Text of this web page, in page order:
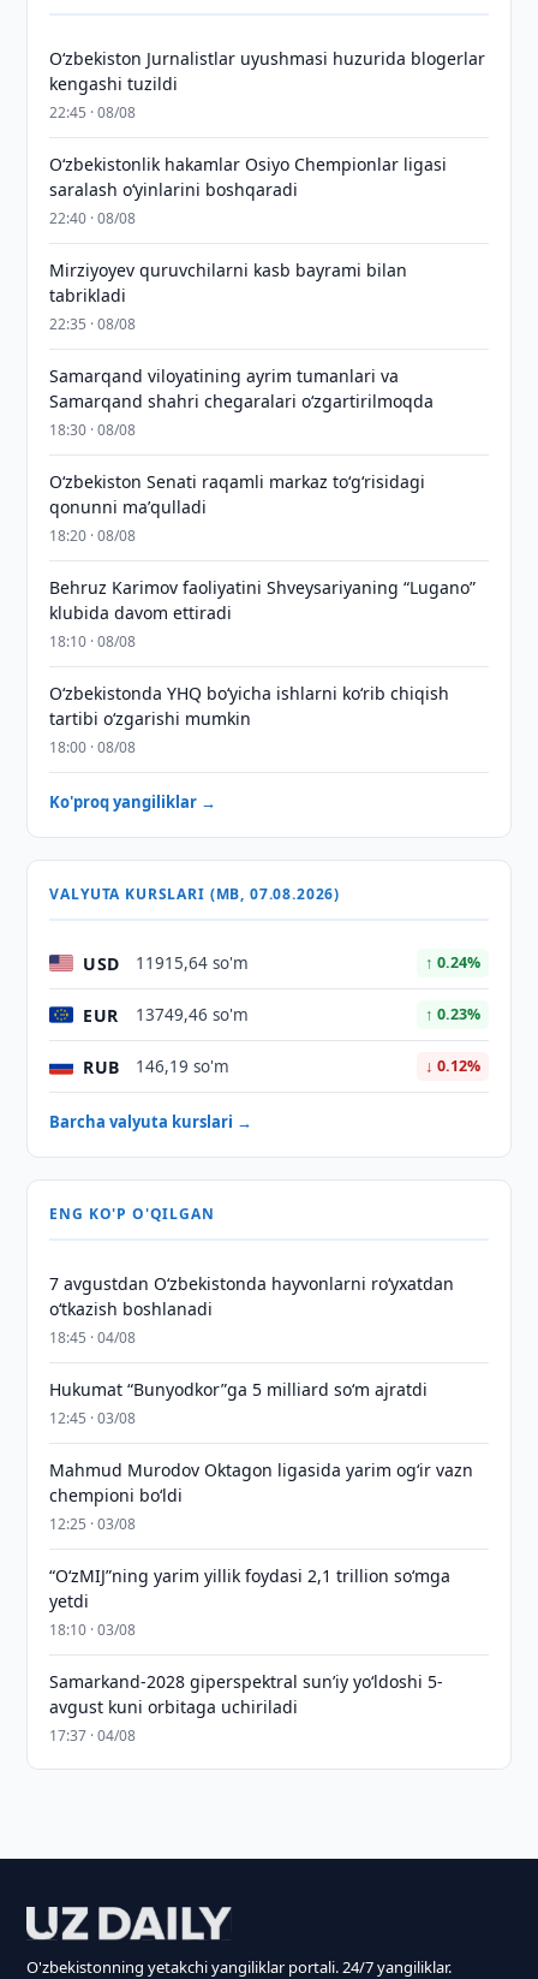
O‘zbekiston Jurnalistlar uyushmasi huzurida blogerlar
kengashi tuzildi
22:45 · 08/08
O‘zbekistonlik hakamlar Osiyo Chempionlar ligasi
saralash o‘yinlarini boshqaradi
22:40 · 08/08
Mirziyoyev quruvchilarni kasb bayrami bilan
tabrikladi
22:35 · 08/08
Samarqand viloyatining ayrim tumanlari va
Samarqand shahri chegaralari oʻzgartirilmoqda
18:30 · 08/08
Oʻzbekiston Senati raqamli markaz toʻgʻrisidagi
qonunni maʼqulladi
18:20 · 08/08
Behruz Karimov faoliyatini Shveysariyaning “Lugano”
klubida davom ettiradi
18:10 · 08/08
O‘zbekistonda YHQ bo‘yicha ishlarni ko‘rib chiqish
tartibi o‘zgarishi mumkin
18:00 · 08/08
Ko'proq yangiliklar →
VALYUTA KURSLARI (MB, 07.08.2026)
USD 11915,64 so'm ↑ 0.24%
EUR 13749,46 so'm ↑ 0.23%
RUB 146,19 so'm ↓ 0.12%
Barcha valyuta kurslari →
ENG KO'P O'QILGAN
7 avgustdan O‘zbekistonda hayvonlarni ro‘yxatdan
o‘tkazish boshlanadi
18:45 · 04/08
Hukumat “Bunyodkor”ga 5 milliard so‘m ajratdi
12:45 · 03/08
Mahmud Murodov Oktagon ligasida yarim og‘ir vazn
chempioni bo‘ldi
12:25 · 03/08
“O‘zMIJ”ning yarim yillik foydasi 2,1 trillion so‘mga
yetdi
18:10 · 03/08
Samarkand-2028 giperspektral sun’iy yo‘ldoshi 5-
avgust kuni orbitaga uchiriladi
17:37 · 04/08
O'zbekistonning yetakchi yangiliklar portali. 24/7 yangiliklar.